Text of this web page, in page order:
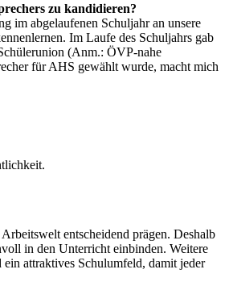
zu kandidieren?
im abgelaufenen Schuljahr an unsere
Im Laufe des Schuljahrs gab
(Anm.: ÖVP-nahe
für AHS gewählt wurde, macht mich
entscheidend prägen. Deshalb
in den Unterricht einbinden. Weitere
attraktives Schulumfeld, damit jeder